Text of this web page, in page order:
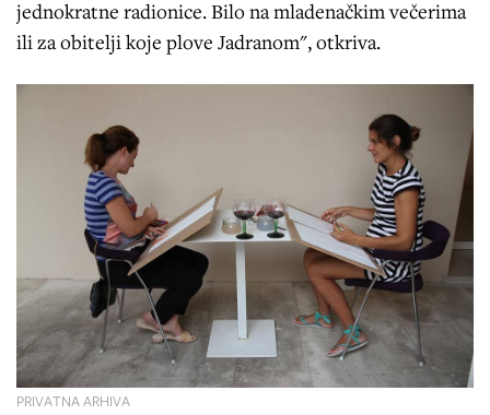
jednokratne radionice. Bilo na mladenačkim večerima
ili za obitelji koje plove Jadranom", otkriva.
PRIVATNA ARHIVA